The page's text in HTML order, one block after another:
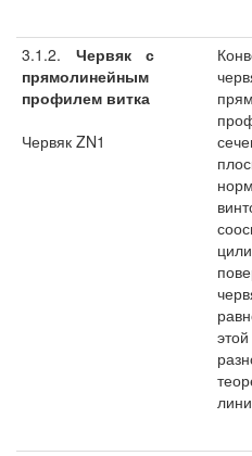
3.1.2. Червяк с
прямолинейным
профилем витка
Червяк ZN1